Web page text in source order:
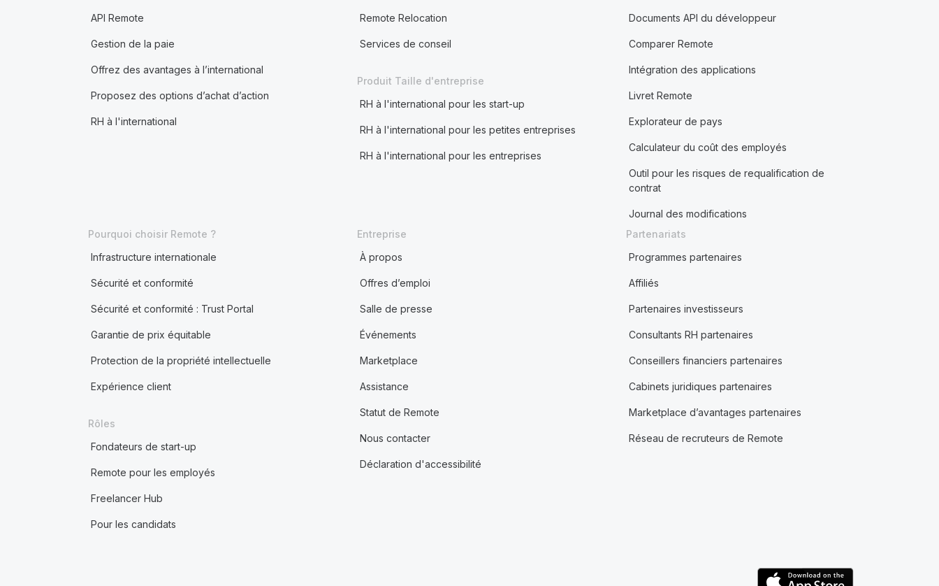
API Remote
Gestion de la paie
Offrez des avantages à l’international
Proposez des options d’achat d’action
RH à l'international
Remote Relocation
Services de conseil
Produit Taille d'entreprise
RH à l'international pour les start-up
RH à l'international pour les petites entreprises
RH à l'international pour les entreprises
Documents API du développeur
Comparer Remote
Intégration des applications
Livret Remote
Explorateur de pays
Calculateur du coût des employés
Outil pour les risques de requalification de
contrat
Journal des modifications
Pourquoi choisir Remote ?
Infrastructure internationale
Sécurité et conformité
Sécurité et conformité : Trust Portal
Garantie de prix équitable
Protection de la propriété intellectuelle
Expérience client
Rôles
Fondateurs de start-up
Remote pour les employés
Freelancer Hub
Pour les candidats
Entreprise
À propos
Offres d’emploi
Salle de presse
Événements
Marketplace
Assistance
Statut de Remote
Nous contacter
Déclaration d'accessibilité
Partenariats
Programmes partenaires
Affiliés
Partenaires investisseurs
Consultants RH partenaires
Conseillers financiers partenaires
Cabinets juridiques partenaires
Marketplace d’avantages partenaires
Réseau de recruteurs de Remote